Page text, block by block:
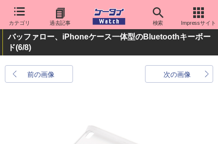
カテゴリ 過去記事 検索 Impressサイト
バッファロー、iPhoneケース一体型のBluetoothキーボー
ド(6/8)
前の画像 次の画像